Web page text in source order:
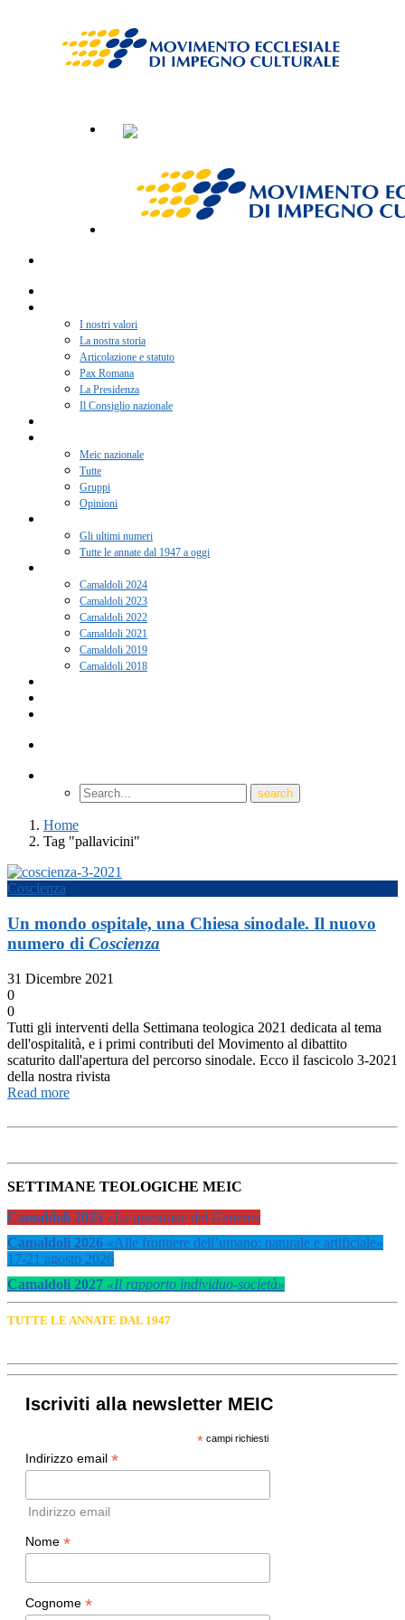
I nostri valori
La nostra storia
Articolazione e statuto
Pax Romana
La Presidenza
Il Consiglio nazionale
Meic nazionale
Tutte
Gruppi
Opinioni
Gli ultimi numeri
Tutte le annate dal 1947 a oggi
Camaldoli 2024
Camaldoli 2023
Camaldoli 2022
Camaldoli 2021
Camaldoli 2019
Camaldoli 2018
Home
Tag "pallavicini"
Coscienza
Un mondo ospitale, una Chiesa sinodale. Il nuovo
numero di Coscienza
31 Dicembre 2021
0
0
Tutti gli interventi della Settimana teologica 2021 dedicata al tema
dell'ospitalità, e i primi contributi del Movimento al dibattito
scaturito dall'apertura del percorso sinodale. Ecco il fascicolo 3-2021
della nostra rivista
Read more
SETTIMANE TEOLOGICHE MEIC
Camaldoli 2025 «La questione del Genere»
Camaldoli 2026 «Alle frontiere dell’umano: naturale e artificiale»
17-21 agosto 2026
Camaldoli 2027 «Il rapporto individuo-società»
TUTTE LE ANNATE DAL 1947
Iscriviti alla newsletter MEIC
*campi richiesti
Indirizzo email *
Indirizzo email
Nome *
Cognome *